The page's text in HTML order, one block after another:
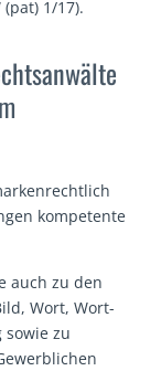
(pat) 1/17).
kompetente
auch zu den
Wort, Wort-
sowie zu